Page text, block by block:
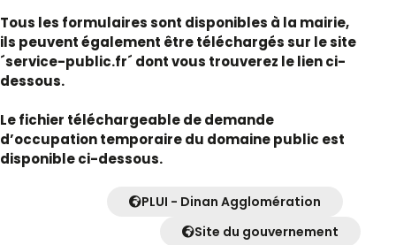
Tous les formulaires sont disponibles à la mairie,
ils peuvent également être téléchargés sur le site
´service-public.fr´ dont vous trouverez le lien ci-
dessous.
Le fichier téléchargeable de demande
d’occupation temporaire du domaine public est
disponible ci-dessous.
PLUI - Dinan Agglomération
Site du gouvernement